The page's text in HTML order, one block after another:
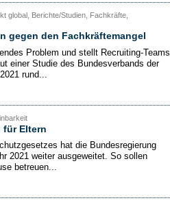
global, Berichte/Studien, Fachkräfte,
gegen den Fachkräftemangel
Problem und stellt Recruiting-Teams
einer Studie des Bundesverbands der
rund...
für Eltern
hat die Bundesregierung
2021 weiter ausgeweitet. So sollen
betreuen...